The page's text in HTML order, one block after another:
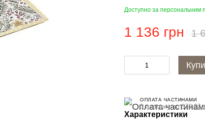
Доступно за персональним
1 136 грн 1
ОПЛАТА ЧАСТИНАМИ
3 платежу по 378.67
Характеристики